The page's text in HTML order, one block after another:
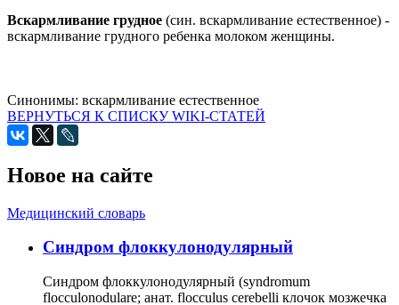
Вскармливание грудное (син. вскармливание естественное) -
вскармливание грудного ребенка молоком женщины.
Синонимы: вскармливание естественное
ВЕРНУТЬСЯ К СПИСКУ WIKI-СТАТЕЙ
Новое на сайте
Медицинский словарь
Cиндром флоккулонодулярный
Синдром флоккулонодулярный (syndromum
flocculonodulare; анат. flocculus cerebelli клочок мозжечка